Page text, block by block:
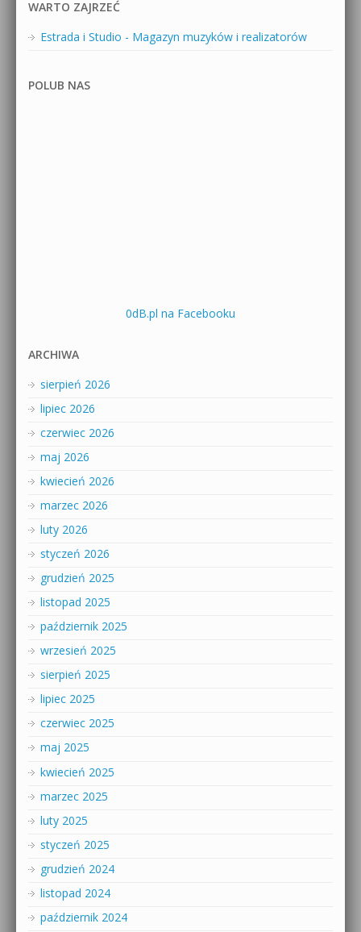
WARTO ZAJRZEĆ
Estrada i Studio - Magazyn muzyków i realizatorów
POLUB NAS
0dB.pl na Facebooku
ARCHIWA
sierpień 2026
lipiec 2026
czerwiec 2026
maj 2026
kwiecień 2026
marzec 2026
luty 2026
styczeń 2026
grudzień 2025
listopad 2025
październik 2025
wrzesień 2025
sierpień 2025
lipiec 2025
czerwiec 2025
maj 2025
kwiecień 2025
marzec 2025
luty 2025
styczeń 2025
grudzień 2024
listopad 2024
październik 2024